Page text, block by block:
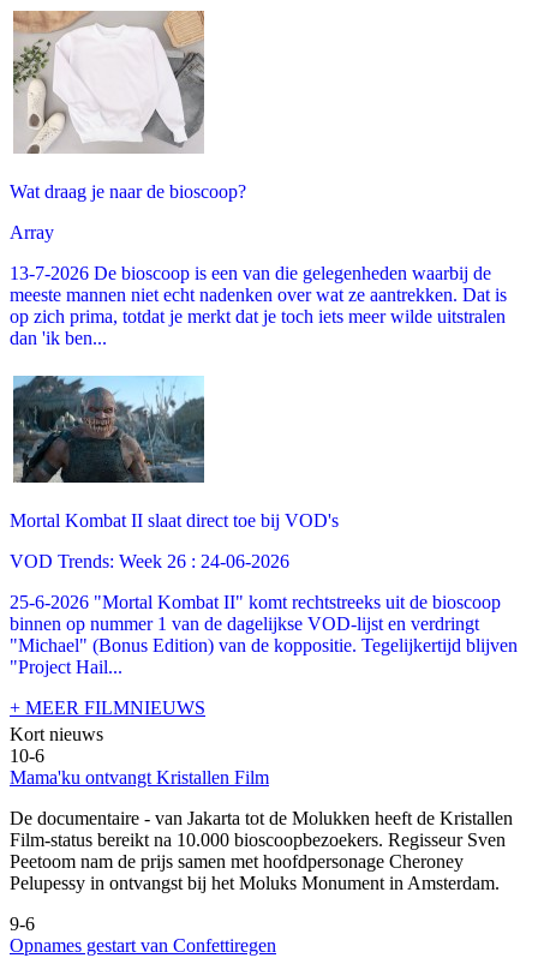
Wat draag je naar de bioscoop?
Array
13-7-2026 De bioscoop is een van die gelegenheden waarbij de
meeste mannen niet echt nadenken over wat ze aantrekken. Dat is
op zich prima, totdat je merkt dat je toch iets meer wilde uitstralen
dan 'ik ben...
Mortal Kombat II slaat direct toe bij VOD's
VOD Trends: Week 26 : 24-06-2026
25-6-2026 "Mortal Kombat II" komt rechtstreeks uit de bioscoop
binnen op nummer 1 van de dagelijkse VOD-lijst en verdringt
"Michael" (Bonus Edition) van de koppositie. Tegelijkertijd blijven
"Project Hail...
+ MEER FILMNIEUWS
Kort nieuws
10-6
Mama'ku ontvangt Kristallen Film
De documentaire - van Jakarta tot de Molukken heeft de Kristallen
Film-status bereikt na 10.000 bioscoopbezoekers. Regisseur Sven
Peetoom nam de prijs samen met hoofdpersonage Cheroney
Pelupessy in ontvangst bij het Moluks Monument in Amsterdam.
9-6
Opnames gestart van Confettiregen